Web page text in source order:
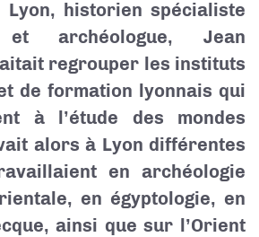
Lyon, historien spécialiste
et archéologue, Jean
regrouper les instituts
de formation lyonnais qui
à l’étude des mondes
alors à Lyon différentes
en archéologie
en égyptologie, en
ainsi que sur l’Orient